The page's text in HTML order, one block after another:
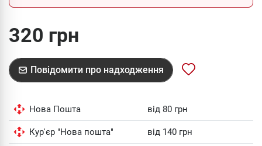
320 грн
Повідомити про надходження
Нова Пошта від 80 грн
Кур'єр "Нова пошта" від 140 грн